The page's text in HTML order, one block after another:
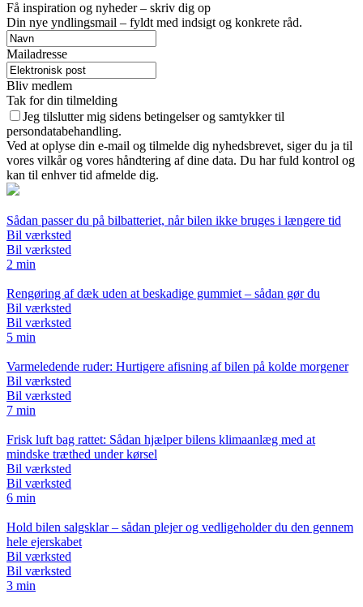
Få inspiration og nyheder – skriv dig op
Din nye yndlingsmail – fyldt med indsigt og konkrete råd.
Mailadresse
Bliv medlem
Tak for din tilmelding
Jeg tilslutter mig sidens betingelser og samtykker til
persondatabehandling.
Ved at oplyse din e-mail og tilmelde dig nyhedsbrevet, siger du ja til
vores vilkår og vores håndtering af dine data. Du har fuld kontrol og
kan til enhver tid afmelde dig.
Sådan passer du på bilbatteriet, når bilen ikke bruges i længere tid
Bil værksted
Bil værksted
2 min
Rengøring af dæk uden at beskadige gummiet – sådan gør du
Bil værksted
Bil værksted
5 min
Varmeledende ruder: Hurtigere afisning af bilen på kolde morgener
Bil værksted
Bil værksted
7 min
Frisk luft bag rattet: Sådan hjælper bilens klimaanlæg med at
mindske træthed under kørsel
Bil værksted
Bil værksted
6 min
Hold bilen salgsklar – sådan plejer og vedligeholder du den gennem
hele ejerskabet
Bil værksted
Bil værksted
3 min